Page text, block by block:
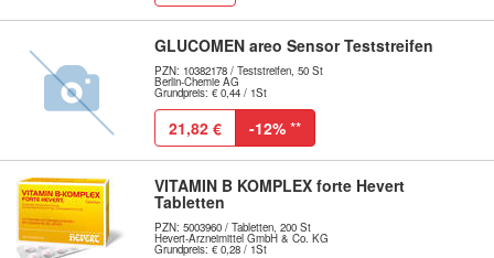
GLUCOMEN areo Sensor Teststreifen
PZN: 10382178 / Teststreifen, 50 St
Berlin-Chemie AG
Grundpreis: € 0,44 / 1St
21,82 € -12% **
VITAMIN B KOMPLEX forte Hevert
Tabletten
PZN: 5003960 / Tabletten, 200 St
Hevert-Arzneimittel GmbH & Co. KG
Grundpreis: € 0,28 / 1St